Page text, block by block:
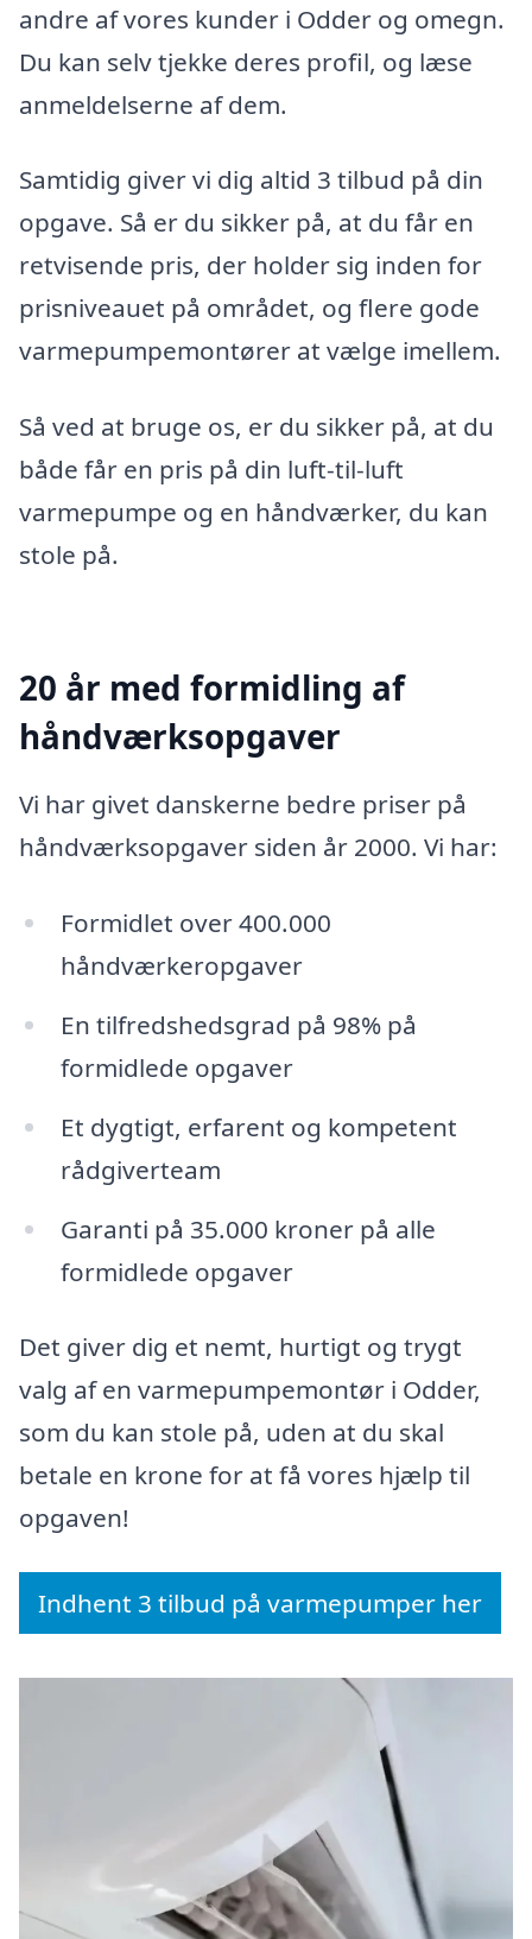
andre af vores kunder i Odder og omegn.
Du kan selv tjekke deres profil, og læse
anmeldelserne af dem.
Samtidig giver vi dig altid 3 tilbud på din
opgave. Så er du sikker på, at du får en
retvisende pris, der holder sig inden for
prisniveauet på området, og flere gode
varmepumpemontører at vælge imellem.
Så ved at bruge os, er du sikker på, at du
både får en pris på din luft-til-luft
varmepumpe og en håndværker, du kan
stole på.
20 år med formidling af
håndværksopgaver
Vi har givet danskerne bedre priser på
håndværksopgaver siden år 2000. Vi har:
Formidlet over 400.000
håndværkeropgaver
En tilfredshedsgrad på 98% på
formidlede opgaver
Et dygtigt, erfarent og kompetent
rådgiverteam
Garanti på 35.000 kroner på alle
formidlede opgaver
Det giver dig et nemt, hurtigt og trygt
valg af en varmepumpemontør i Odder,
som du kan stole på, uden at du skal
betale en krone for at få vores hjælp til
opgaven!
Indhent 3 tilbud på varmepumper her